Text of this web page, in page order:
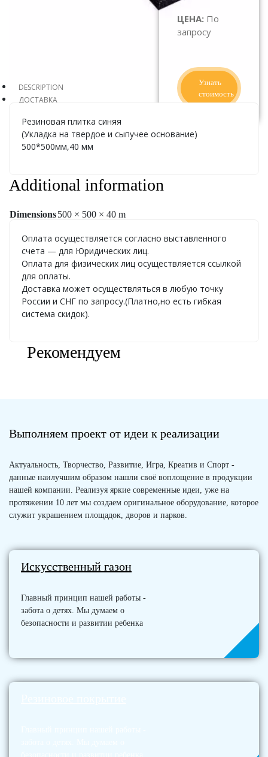
ЦЕНА: По
запросу
Узнать
стоимость
DESCRIPTION
ДОСТАВКА
Резиновая плитка синяя
(Укладка на твердое и сыпучее основание)
500*500мм,40 мм
Additional information
Dimensions500 × 500 × 40 m
Оплата осуществляется согласно выставленного
счета — для Юридических лиц.
Оплата для физических лиц осуществляется ссылкой
для оплаты.
Доставка может осуществляться в любую точку
России и СНГ по запросу.(Платно,но есть гибкая
система скидок).
Рекомендуем
Выполняем проект от идеи к реализации
Актуальность, Творчество, Развитие, Игра, Креатив и Спорт -
данные наилучшим образом нашли своё воплощение в продукции
нашей компании. Реализуя яркие современные идеи, уже на
протяжении 10 лет мы создаем оригинальное оборудование, которое
служит украшением площадок, дворов и парков.
Искусственный газон
Главный принцип нашей работы -
забота о детях. Мы думаем о
безопасности и развитии ребенка